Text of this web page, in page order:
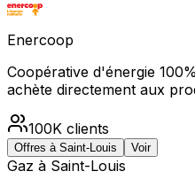
Enercoop
Coopérative d'énergie
achète directement aux
100K clients
Offres à Saint-Louis Voir
Gaz à Saint-Louis